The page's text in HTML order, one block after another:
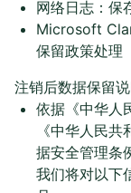
网络日志：保
Microsoft
保留政策处理
注销后数据保留说
依据《中华人
《中华人民
据安全管理条
我们将对以下